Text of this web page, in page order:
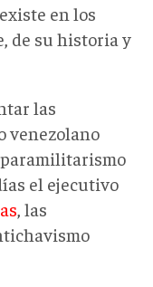
en los
de su historia y
las
venezolano
el ejecutivo
, las